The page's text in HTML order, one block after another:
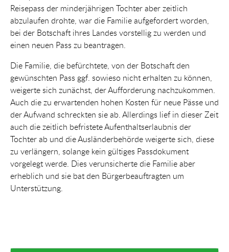
Reisepass der minderjährigen Tochter aber zeitlich
abzulaufen drohte, war die Familie aufgefordert worden,
bei der Botschaft ihres Landes vorstellig zu werden und
einen neuen Pass zu beantragen.
Die Familie, die befürchtete, von der Botschaft den
gewünschten Pass ggf. sowieso nicht erhalten zu können,
weigerte sich zunächst, der Aufforderung nachzukommen.
Auch die zu erwartenden hohen Kosten für neue Pässe und
der Aufwand schreckten sie ab. Allerdings lief in dieser Zeit
auch die zeitlich befristete Aufenthaltserlaubnis der
Tochter ab und die Ausländerbehörde weigerte sich, diese
zu verlängern, solange kein gültiges Passdokument
vorgelegt werde. Dies verunsicherte die Familie aber
erheblich und sie bat den Bürgerbeauftragten um
Unterstützung.